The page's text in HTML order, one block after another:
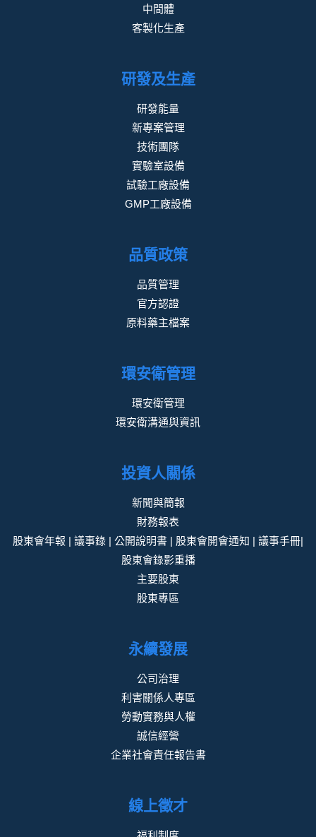
中間體
客製化生產
研發及生產
研發能量
新專案管理
技術團隊
實驗室設備
試驗工廠設備
GMP工廠設備
品質政策
品質管理
官方認證
原料藥主檔案
環安衛管理
環安衛管理
環安衛溝通與資訊
投資人關係
新聞與簡報
財務報表
股東會年報 | 議事錄 | 公開說明書 | 股東會開會通知 | 議事手冊|
股東會錄影重播
主要股東
股東專區
永續發展
公司治理
利害關係人專區
勞動實務與人權
誠信經營
企業社會責任報告書
線上徵才